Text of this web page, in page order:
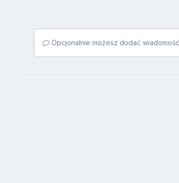
Opcjonalnie możesz dodać